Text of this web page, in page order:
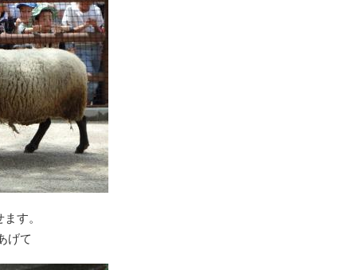
す。
げて